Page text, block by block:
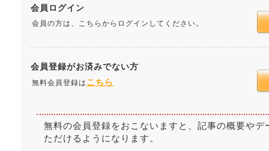
会員ログイン
会員の方は、こちらからログインしてください。
会員登録がお済みでない方
無料会員登録は こちら
無料の会員登録をおこないますと、記事の概要や
ただけるようになります。